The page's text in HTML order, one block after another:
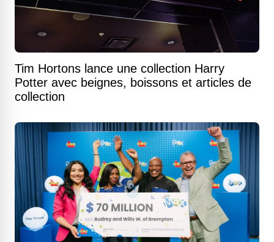
Tim Hortons lance une collection Harry
Potter avec beignes, boissons et articles de
collection